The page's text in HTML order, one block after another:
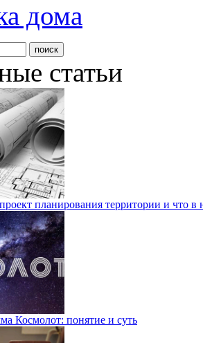
дома
статьи
планирования территории и что в
Космолот: понятие и суть